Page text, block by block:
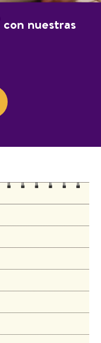
con nuestras